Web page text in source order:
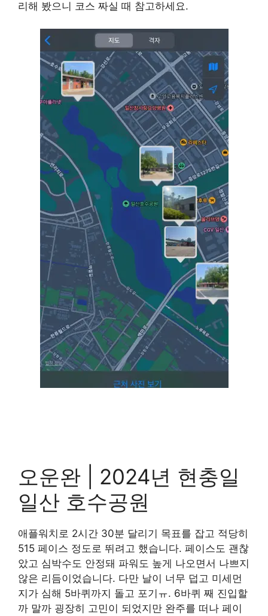
리해 봤으니 코스 짜실 때 참고하세요.
오운완 | 2024년 현충일
일산 호수공원
애플워치로 2시간 30분 달리기 목표를 잡고 적당히
515 페이스 정도로 뛰려고 했습니다. 페이스도 괜찮
았고 심박수도 안정돼 파워도 높게 나오면서 나쁘지
않은 리듬이었습니다. 다만 날이 너무 덥고 미세먼
지가 심해 5바퀴까지 돌고 포기ㅠ. 6바퀴 째 진입할
까 말까 굉장히 고민이 되었지만 완주를 떠나 페이